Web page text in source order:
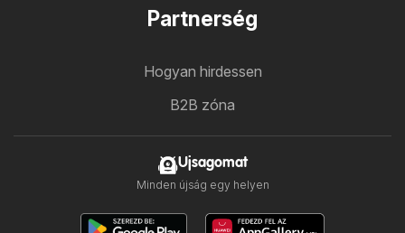
Partnerség
Hogyan hirdessen
B2B zóna
Ujsagomat
Minden újság egy helyen